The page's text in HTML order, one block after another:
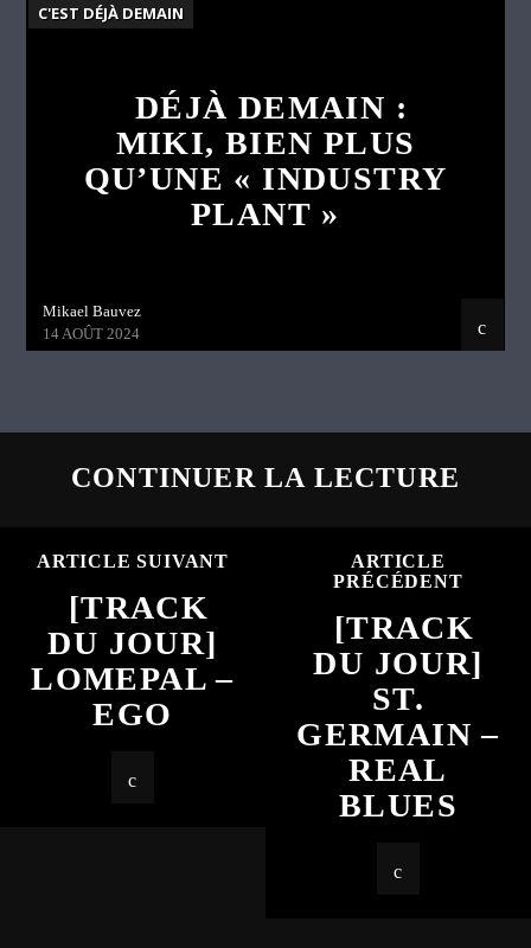
C'EST DÉJÀ DEMAIN
DÉJÀ DEMAIN :
MIKI, BIEN PLUS
QU’UNE « INDUSTRY
PLANT »
Mikael Bauvez
14 AOÛT 2024
CONTINUER LA LECTURE
ARTICLE SUIVANT
[TRACK
DU JOUR]
LOMEPAL –
EGO
ARTICLE
PRÉCÉDENT
[TRACK
DU JOUR]
ST.
GERMAIN –
REAL
BLUES